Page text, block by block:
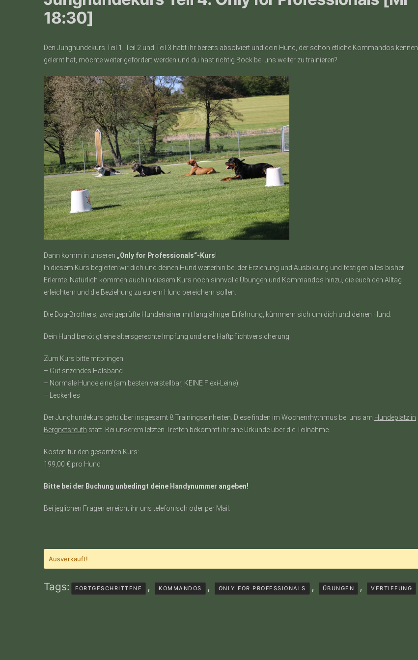
18:30]
Den Junghundekurs Teil 1, Teil 2 und Teil 3 habt ihr bereits absolviert und dein Hund, der schon etliche Kommandos kennen
gelernt hat, möchte weiter gefördert werden und du hast richtig Bock bei uns weiter zu trainieren?
Dann komm in unseren „Only for Professionals“-Kurs!
In diesem Kurs begleiten wir dich und deinen Hund weiterhin bei der Erziehung und Ausbildung und festigen alles bisher
Erlernte. Natürlich kommen auch in diesem Kurs noch sinnvolle Übungen und Kommandos hinzu, die euch den Alltag
erleichtern und die Beziehung zu eurem Hund bereichern sollen.
Die Dog-Brothers, zwei geprüfte Hundetrainer mit langjähriger Erfahrung, kümmern sich um dich und deinen Hund.
Dein Hund benötigt eine altersgerechte Impfung und eine Haftpflichtversicherung.
Zum Kurs bitte mitbringen:
– Gut sitzendes Halsband
– Normale Hundeleine (am besten verstellbar, KEINE Flexi-Leine)
– Leckerlies
Der Junghundekurs geht über insgesamt 8 Trainingseinheiten. Diese finden im Wochenrhythmus bei uns am Hundeplatz in
Bergnetsreuth statt. Bei unserem letzten Treffen bekommt ihr eine Urkunde über die Teilnahme.
Kosten für den gesamten Kurs:
199,00 € pro Hund
Bitte bei der Buchung unbedingt deine Handynummer angeben!
Bei jeglichen Fragen erreicht ihr uns telefonisch oder per Mail.
Ausverkauft!
Tags: FORTGESCHRITTENE , KOMMANDOS , ONLY FOR PROFESSIONALS , ÜBUNGEN , VERTIEFUNG